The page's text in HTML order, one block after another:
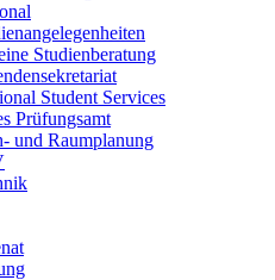
Studienberatung
Student Services
Prüfungsamt
und Raumplanung